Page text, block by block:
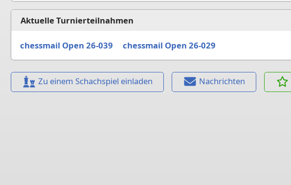
Aktuelle Turnierteilnahmen
chessmail Open 26-039 chessmail Open 26-029
Zu einem Schachspiel einladen Nachrichten